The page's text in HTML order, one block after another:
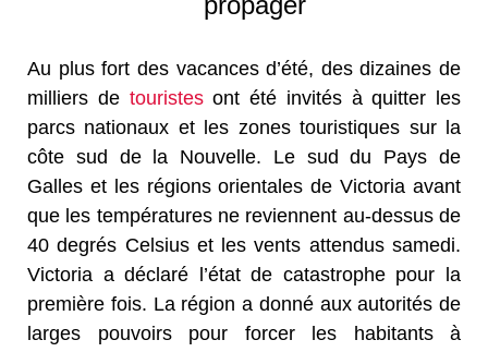
Au plus fort des vacances d’été, des dizaines de
milliers de touristesont été invités à quitter les
parcs nationaux et les zones touristiques sur la
côte sud de la Nouvelle. Le sud du Pays de
Galles et les régions orientales de Victoria avant
que les températures ne reviennent au-dessus de
40 degrés Celsius et les vents attendus samedi.
Victoria a déclaré l’état de catastrophe pour la
première fois. La région a donné aux autorités de
larges pouvoirs pour forcer les habitants à